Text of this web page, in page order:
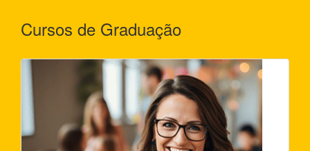
Cursos de Graduação